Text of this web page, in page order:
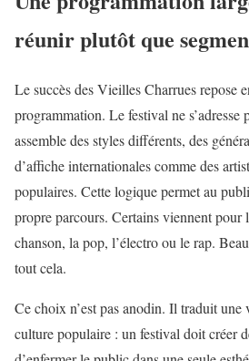
réunir plutôt que
Le succès des Vieilles Charrues repose
programmation. Le festival ne s’adresse
assemble des styles différents, des
d’affiche internationales comme des
populaires. Cette logique permet au
propre parcours. Certains viennent pour
chanson, la pop, l’électro ou le rap.
tout cela.
Ce choix n’est pas anodin. Il traduit une
culture populaire : un festival doit créer